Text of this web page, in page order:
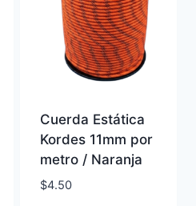
Cuerda Estática
Kordes 11mm por
metro / Naranja
$4.50